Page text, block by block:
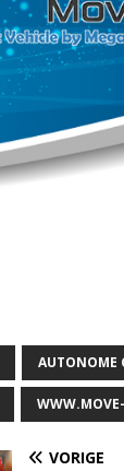
AUTONOME
VORIGE